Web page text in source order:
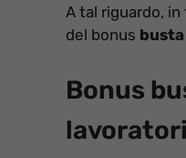
A tal riguardo,
del bonus busta
Bonus
lavoratori